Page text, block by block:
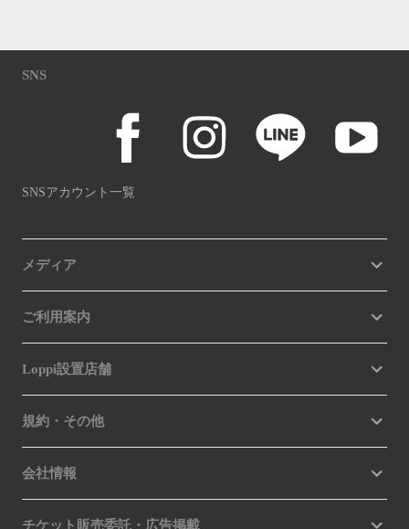
SNS
SNSアカウント一覧
メディア
ご利用案内
Loppi設置店舗
規約・その他
会社情報
チケット販売委託・広告掲載